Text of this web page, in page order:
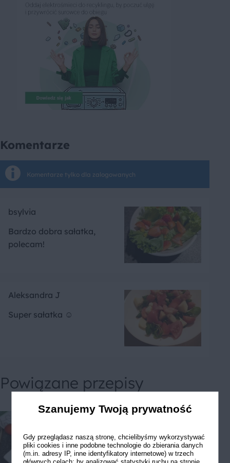
Komentarze
Komentarze tylko dla zalogowanych
bsylvia
Bardzo dobra sałatka,
polecam!
Aleksandra J
Super sałatka ☺️
Powiązane przepisy
Szanujemy Twoją prywatność
Gdy przeglądasz naszą stronę, chcielibyśmy wykorzystywać
pliki cookies i inne podobne technologie do zbierania danych
(m.in. adresy IP, inne identyfikatory internetowe) w trzech